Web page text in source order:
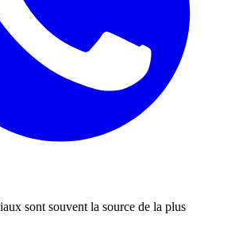
sont souvent la source de la plus